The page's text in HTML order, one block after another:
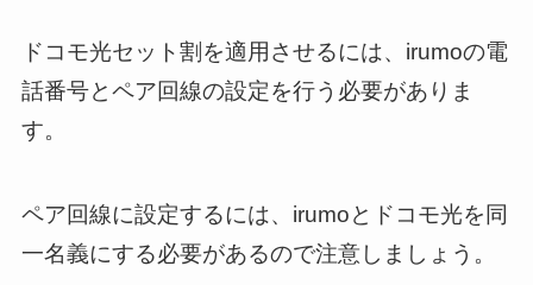
ドコモ光セット割を適用させるには、irumoの電
話番号とペア回線の設定を行う必要がありま
す。
ペア回線に設定するには、irumoとドコモ光を同
一名義にする必要があるので注意しましょう。